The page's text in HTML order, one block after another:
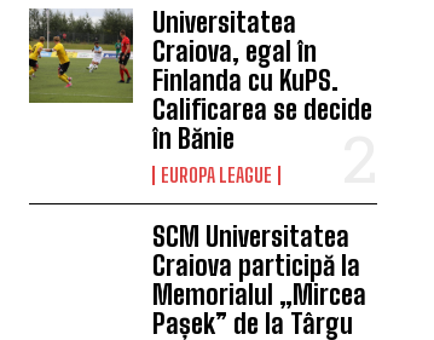
Universitatea
Craiova, egal în
Finlanda cu KuPS.
Calificarea se decide
în Bănie
EUROPA LEAGUE
SCM Universitatea
Craiova participă la
Memorialul „Mircea
Pașek” de la Târgu